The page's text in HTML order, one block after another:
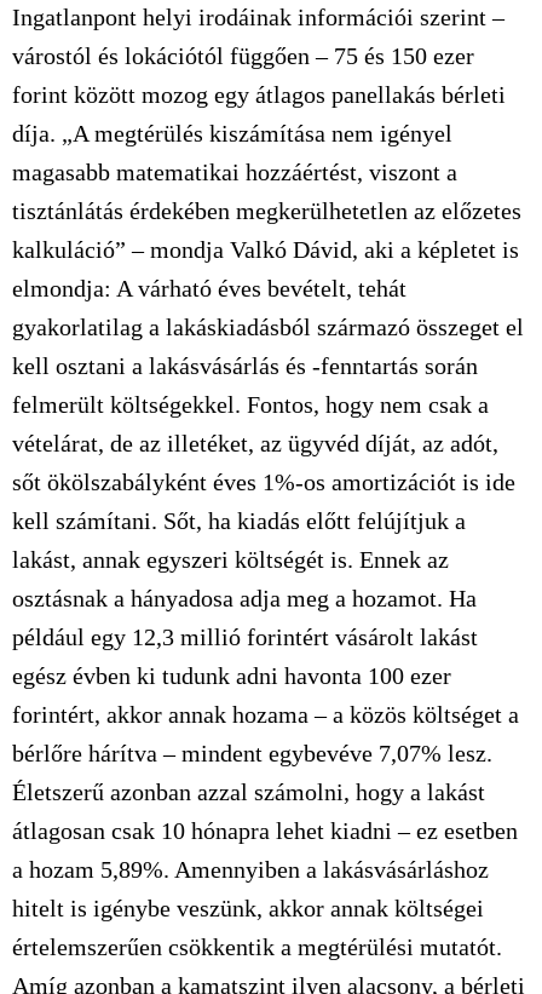
Ingatlanpont helyi irodáinak információi szerint –
várostól és lokációtól függően – 75 és 150 ezer
forint között mozog egy átlagos panellakás bérleti
díja. „A megtérülés kiszámítása nem igényel
magasabb matematikai hozzáértést, viszont a
tisztánlátás érdekében megkerülhetetlen az előzetes
kalkuláció” – mondja Valkó Dávid, aki a képletet is
elmondja: A várható éves bevételt, tehát
gyakorlatilag a lakáskiadásból származó összeget el
kell osztani a lakásvásárlás és -fenntartás során
felmerült költségekkel. Fontos, hogy nem csak a
vételárat, de az illetéket, az ügyvéd díját, az adót,
sőt ökölszabályként éves 1%-os amortizációt is ide
kell számítani. Sőt, ha kiadás előtt felújítjuk a
lakást, annak egyszeri költségét is. Ennek az
osztásnak a hányadosa adja meg a hozamot. Ha
például egy 12,3 millió forintért vásárolt lakást
egész évben ki tudunk adni havonta 100 ezer
forintért, akkor annak hozama – a közös költséget a
bérlőre hárítva – mindent egybevéve 7,07% lesz.
Életszerű azonban azzal számolni, hogy a lakást
átlagosan csak 10 hónapra lehet kiadni – ez esetben
a hozam 5,89%. Amennyiben a lakásvásárláshoz
hitelt is igénybe veszünk, akkor annak költségei
értelemszerűen csökkentik a megtérülési mutatót.
Amíg azonban a kamatszint ilyen alacsony, a bérleti